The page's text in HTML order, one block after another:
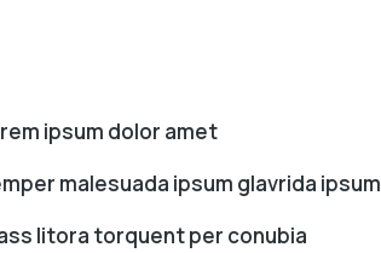
ipsum dolor amet
malesuada ipsum glavrida ipsum
litora torquent per conubia